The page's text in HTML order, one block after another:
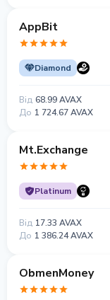
AppBit
Diamond
Від 68.99 AVAX
До 1 724.67 AVAX
Mt.Exchange
Platinum
Від 17.33 AVAX
До 1 386.24 AVAX
ObmenMoney